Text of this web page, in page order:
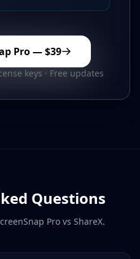
Pro —$39
keys · Free updates
Questions
Pro vs ShareX.